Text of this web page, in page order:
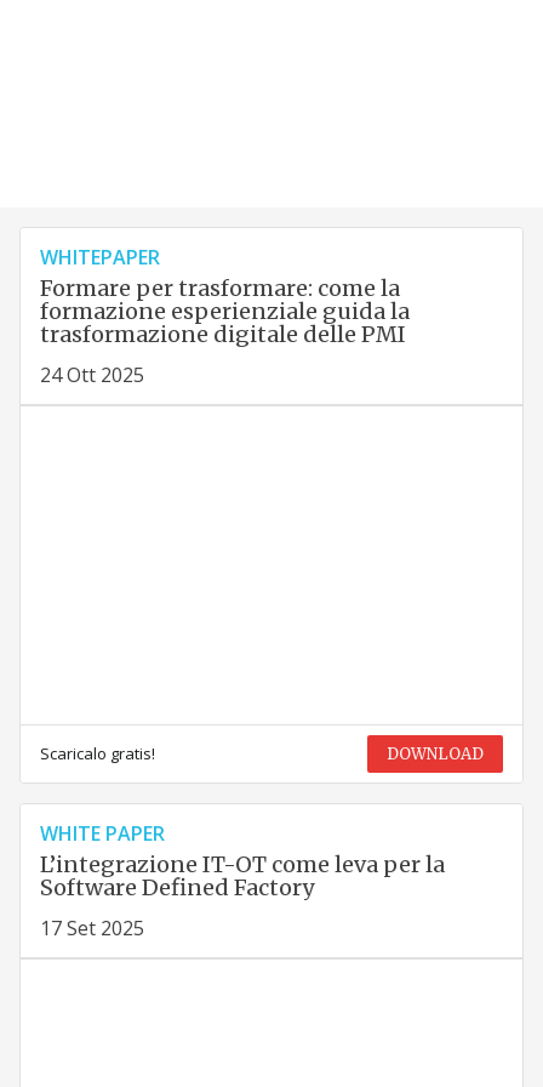
WHITEPAPER
Formare per trasformare: come la
formazione esperienziale guida la
trasformazione digitale delle PMI
24 Ott 2025
Scaricalo gratis! DOWNLOAD
WHITE PAPER
L’integrazione IT-OT come leva per la
Software Defined Factory
17 Set 2025